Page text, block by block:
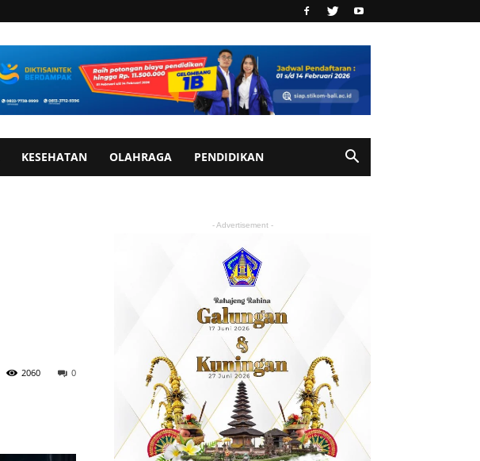
KESEHATAN OLAHRAGA PENDIDIKAN
0
2060
- Advertisement -